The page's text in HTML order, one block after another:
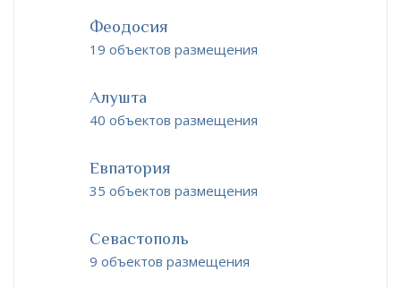
Феодосия
19 объектов размещения
Алушта
40 объектов размещения
Евпатория
35 объектов размещения
Севастополь
9 объектов размещения